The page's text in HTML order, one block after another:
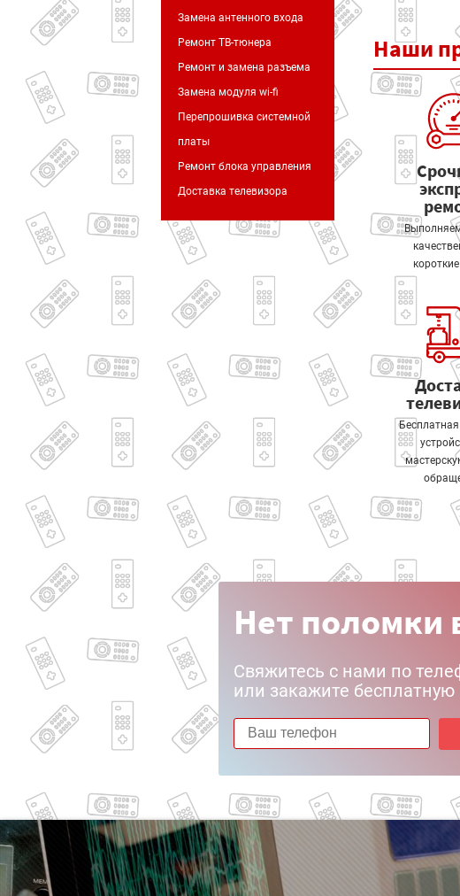
Замена антенного входа
Ремонт ТВ-тюнера
Ремонт и замена разъема
Замена модуля wi-fi
Перепрошивка системной
платы
Ремонт блока управления
Доставка телевизора
Наши
Нет поломки
Свяжитесь с нами по
или закажите